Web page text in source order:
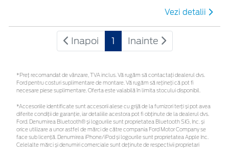
Vezi detalii
Inapoi 1 Inainte
*Preţ recomandat de vânzare, TVA inclus. Vă rugăm să contactaţi dealerul dvs.
Ford pentru costuri suplimentare de montare. Vă rugăm să rețineți că pot fi
necesare piese suplimentare. Oferta este valabilă în limita stocului disponibil.
*Accesoriile identificate sunt accesorii alese cu grijă de la furnizori terți și pot avea
diferite condiții de garanție, iar detaliile acestora pot fi obținute de la dealerul dvs.
Ford. Denumirea Bluetooth® și logourile sunt proprietatea Bluetooth SIG, Inc. și
orice utilizare a unor astfel de mărci de către compania Ford Motor Company se
face sub licență. Denumirea iPhone/iPod și logourile sunt proprietatea Apple Inc.
Celelalte mărci și denumiri comerciale sunt deținute de respectivii proprietari